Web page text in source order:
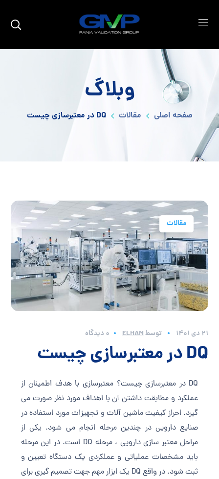
وبلاگ
صفحه اصلی مقالات DQ در معتبرسازی چیست
مقالات
21 دی 1401 توسطELHAM 0 دیدگاه
DQ در معتبرسازی چیست
DQ در معتبرسازی چیست؟ معتبرسازی با هدف اطمینان از
عملکرد و مطابقت داشتن آن با اهداف مورد نظر صورت می
گیرد. احراز کیفیت ماشین آلات و تجهیزات مورد استفاده در
صنایع دارویی در چندین مرحله انجام می شود. یکی از
مراحل معتبر سازی دارویی ، مرحله DQ است. در این مرحله
باید مشخصات عملیاتی و عملکردی یک دستگاه تعیین و
ثبت شود. در واقع DQ یک ابزار مهم جهت تصمیم گیری برای